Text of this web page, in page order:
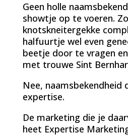
Geen holle
showtje op te voeren.
knotskneitergekke
halfuurtje wel even
beetje door te vragen
met trouwe Sint
Nee, naamsbekendheid
expertise.
De marketing die je
heet Expertise